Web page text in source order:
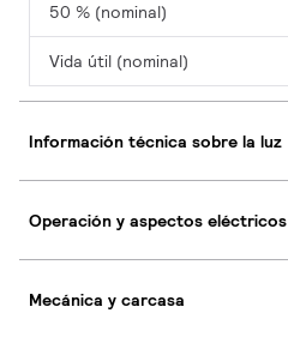
50 % (nominal)
Vida útil (nominal)
Información técnica sobre la luz
Operación y aspectos eléctricos
Mecánica y carcasa